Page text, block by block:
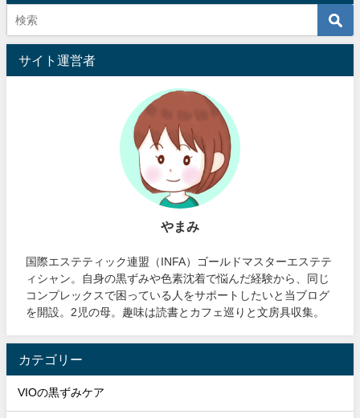
サイト運営者
やまみ
国際エステティック連盟（INFA）ゴールドマスターエステテ
ィシャン。自身の黒ずみや色素沈着で悩んだ経験から、同じ
コンプレックスで困っている人をサポートしたいと当ブログ
を開設。2児の母。趣味は読書とカフェ巡りと文房具収集。
カテゴリー
VIOの黒ずみケア